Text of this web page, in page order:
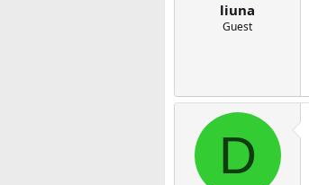
liuna
Guest
D